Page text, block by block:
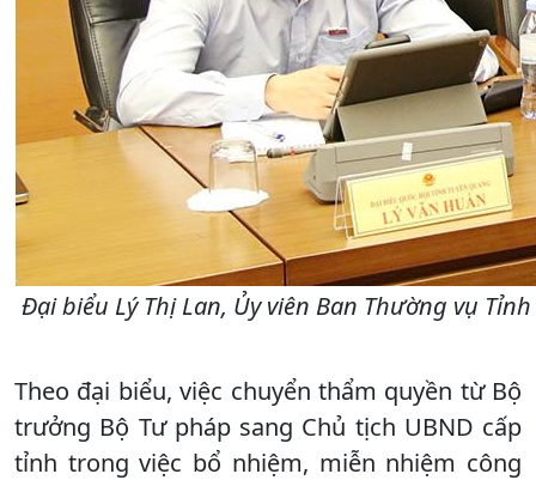
Đại biểu Lý Thị Lan, Ủy viên Ban Thường vụ
Theo đại biểu, việc chuyển thẩm quyền từ Bộ
trưởng Bộ Tư pháp sang Chủ tịch UBND cấp
tỉnh trong việc bổ nhiệm, miễn nhiệm công